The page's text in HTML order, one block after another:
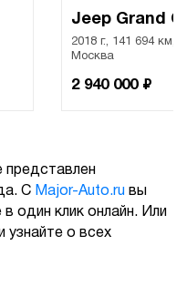
Jeep Grand
2018 г., 141 694 км,
Москва
2 940 000 ₽
С Major-Auto.ru вы
один клик онлайн. Или
узнайте о всех